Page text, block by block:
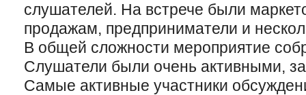
слушателей. На встрече были
продажам, предприниматели и
В общей сложности мероприятие
Слушатели были очень активными,
Самые активные участники